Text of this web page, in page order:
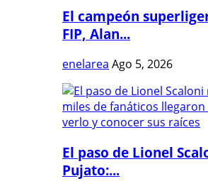
El campeón
FIP, Alan...
enelarea Ago 5, 2026
El paso de Lionel
Pujato:...